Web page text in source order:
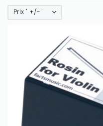
Prix ' +/-'